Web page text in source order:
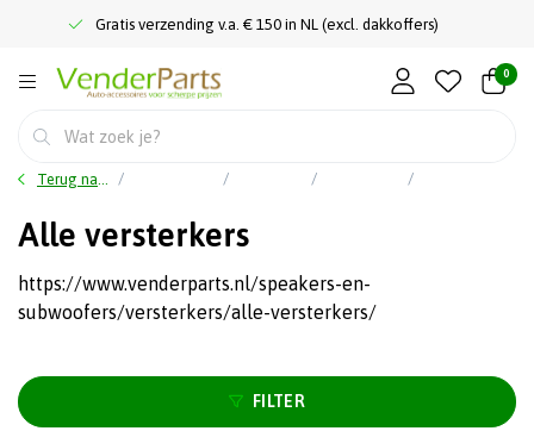
Gratis verzending v.a. € 150 in NL (excl. dakkoffers)
0
Terug naar home
Alle versterkers
https://www.venderparts.nl/speakers-en-
subwoofers/versterkers/alle-versterkers/
FILTER